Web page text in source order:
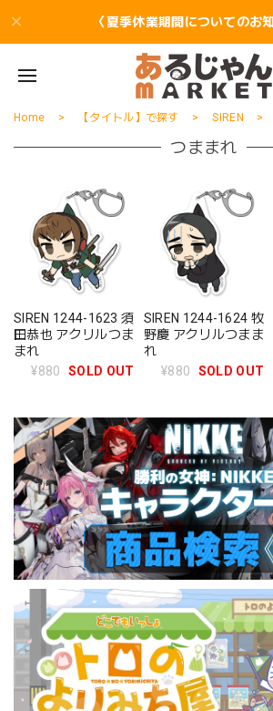
〈夏季休業期間についてのお
Home 【タイトル】で探す SIREN
つままれ
SIREN 1244-1623 須
田恭也 アクリルつま
まれ
¥880
SOLD OUT
SIREN 1244-1624 牧
野慶 アクリルつまま
れ
¥880
SOLD OUT